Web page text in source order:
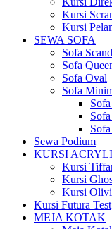
Kursi
Kursi
SEWA SOFA
Sofa
Sofa
Sofa Oval
Sofa
Sewa Podium
KURSI
Kursi
Kursi
Kursi
Kursi Futura Test
MEJA KOTAK